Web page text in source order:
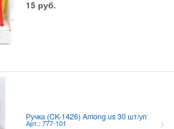
15 руб.
Ручка (CK-1426) Among us 30 шт/уп
Арт.: 777-101